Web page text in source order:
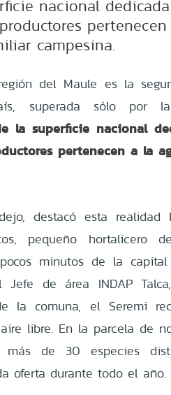
nacional
campesina.
del Maule es la
superada sólo por
la superficie nacional
pertenecen a la
destacó esta realidad
pequeño hortalicero
minutos de la capital
de área INDAP
la comuna, el Seremi
libre. En la parcela de
de 30 especies
oferta durante todo el año.